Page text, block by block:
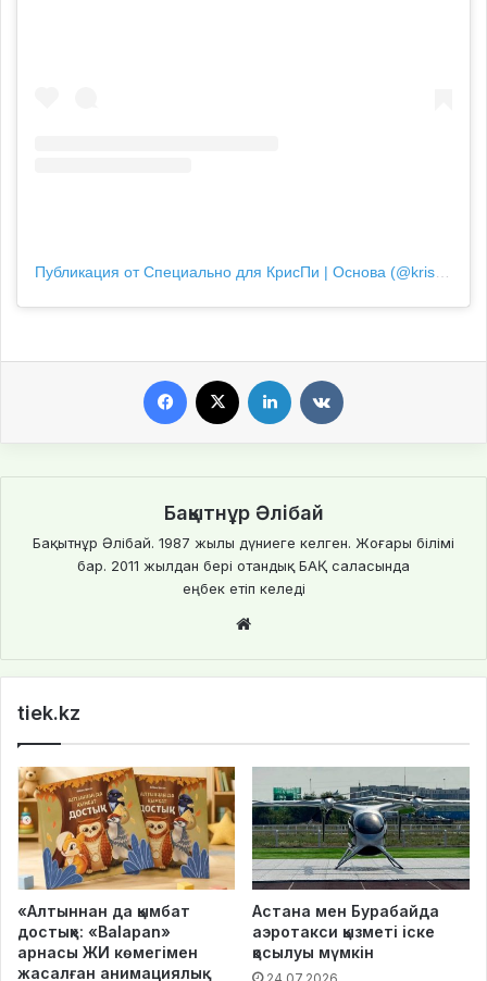
Бақытнұр Әлібай
Бақытнұр Әлібай. 1987 жылы дүниеге келген. Жоғары білімі
бар. 2011 жылдан бері отандық БАҚ саласында
еңбек етіп келеді
te
tiek.kz
«Алтыннан да қымбат
достық»: «Balapan»
арнасы ЖИ көмегімен
жасалған анимациялық
Астана мен Бурабайда
аэротакси қызметі іске
қосылуы мүмкін